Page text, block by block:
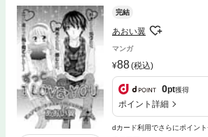
完結
あおい翼
マンガ
88(税込)
0pt獲得
ポイント詳細
dカード利用でさらにポイン